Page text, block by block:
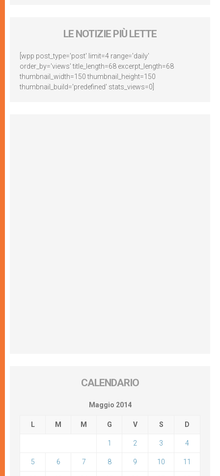
LE NOTIZIE PIÙ LETTE
[wpp post_type='post' limit=4 range='daily'
order_by='views' title_length=68 excerpt_length=68
thumbnail_width=150 thumbnail_height=150
thumbnail_build='predefined' stats_views=0]
CALENDARIO
Maggio 2014
L M M G V S D
1 2 3 4
5 6 7 8 9 10 11